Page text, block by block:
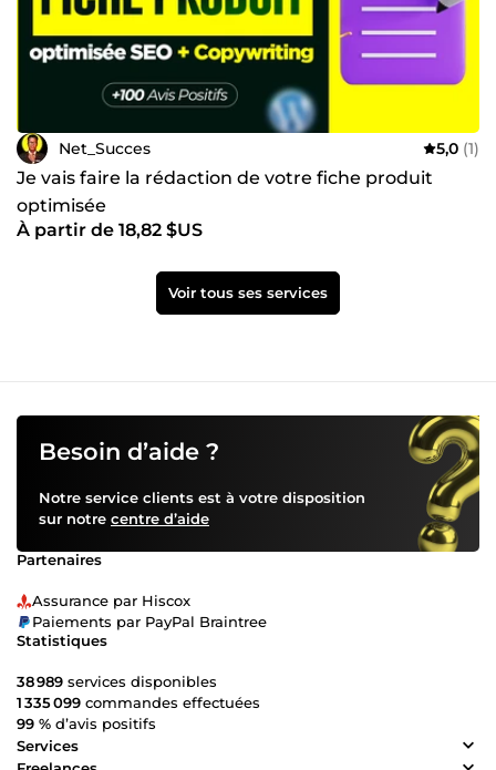
Net_Succes 5,0 (1)
Je vais faire la rédaction de votre fiche produit
optimisée
À partir de 18,82 $US
Voir tous ses services
Besoin d’aide ?
Notre service clients est à votre disposition
sur notre centre d’aide
Partenaires
Assurance par Hiscox
Paiements par PayPal Braintree
Statistiques
38 989 services disponibles
1 335 099 commandes effectuées
99 % d’avis positifs
Services